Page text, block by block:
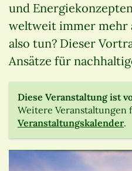
und
weltweit immer mehr
also tun? Dieser
Ansätze für
Diese Veranstaltung ist
Weitere Veranstaltungen
Veranstaltungskalender.